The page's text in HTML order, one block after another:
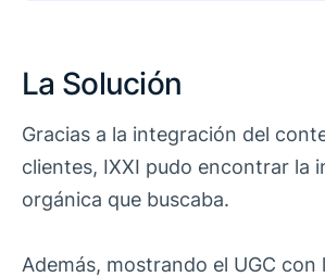
La Solución
Gracias a la integración del
clientes, IXXI pudo encontrar la
orgánica que buscaba.
Además, mostrando el UGC